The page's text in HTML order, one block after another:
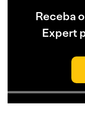
Receba
Expert